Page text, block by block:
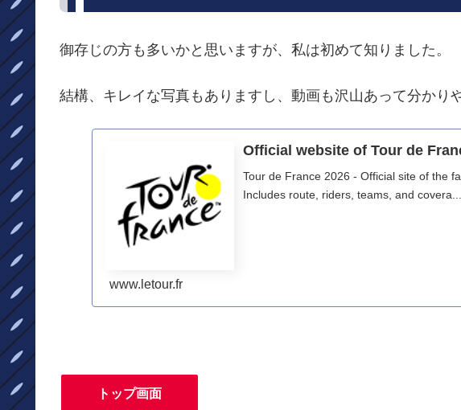
御存じの方も多いかと思いますが、私は初めて知りました。
結構、キレイな写真もありますし、動画も沢山あって分かり
Official website of Tour de
Tour de France 2026 - Official site of the
Includes route, riders, teams, and covera...
www.letour.fr
トップ画面